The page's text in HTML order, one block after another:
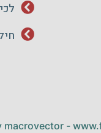
macrovector -